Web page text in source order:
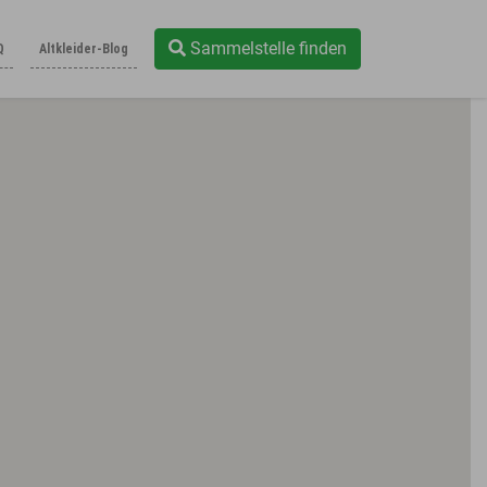
Altkleider-Blog Sammelstelle finden